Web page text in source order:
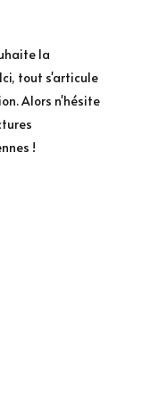
la
tout s'articule
Alors n'hésite
!